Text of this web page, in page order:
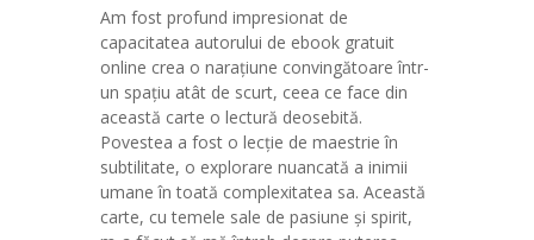
Am fost profund impresionat de
capacitatea autorului de ebook gratuit
online crea o narațiune convingătoare într-
un spațiu atât de scurt, ceea ce face din
această carte o lectură deosebită.
Povestea a fost o lecție de maestrie în
subtilitate, o explorare nuancată a inimii
umane în toată complexitatea sa. Această
carte, cu temele sale de pasiune și spirit,